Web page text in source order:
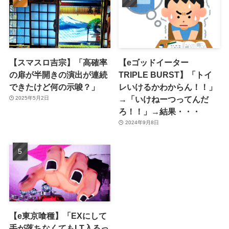
【スマスロ吉宗】「高確率
の扉が半開きの演出が連続
できたけど何の示唆？」
2025年5月2日
【eゴッドイーター
TRIPLE BURST】「トイ
レいけるかわからん！！」
→「いけねーつってんだ
ろ！！」→結果・・・
2024年9月8日
【e東京喰種】「EXにして